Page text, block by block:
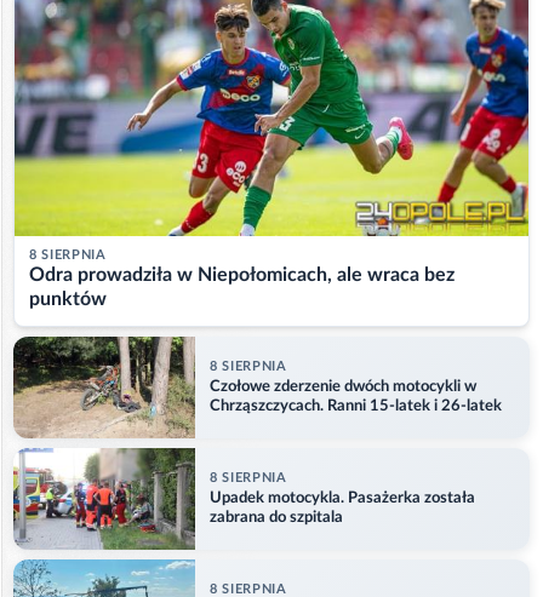
8 SIERPNIA
Odra prowadziła w Niepołomicach, ale wraca bez
punktów
8 SIERPNIA
Czołowe zderzenie dwóch motocykli w
Chrząszczycach. Ranni 15-latek i 26-latek
8 SIERPNIA
Upadek motocykla. Pasażerka została
zabrana do szpitala
8 SIERPNIA